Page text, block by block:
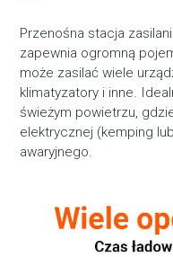
Przenośna stacja
zapewnia ogromną
może zasilać wiele
klimatyzatory i inne.
świeżym powietrzu,
elektrycznej (kemping
awaryjnego.